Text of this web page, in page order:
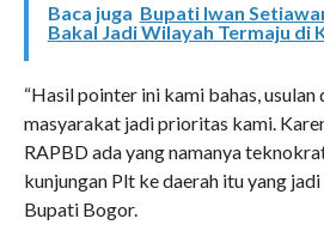
Baca juga Bupati Iwan
Bakal Jadi Wilayah Termaju di
“Hasil pointer ini kami bahas, usulan
masyarakat jadi prioritas kami.
RAPBD ada yang namanya
kunjungan Plt ke daerah itu yang
Bupati Bogor.